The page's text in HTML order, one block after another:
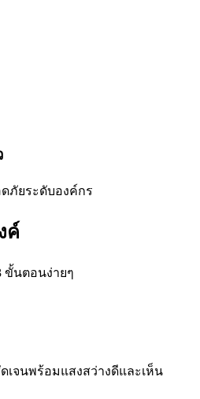
ภัยระดับองค์กร
ค์
ขั้นตอนง่ายๆ
จนพร้อมแสงสว่างดีและเห็น